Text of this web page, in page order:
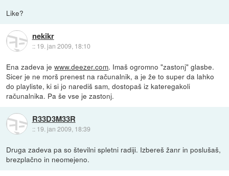
Like?
nekikr
:: 19. jan 2009, 18:10
Ena zadeva jewww.deezer.com. Imaš ogromno "zastonj" glasbe.
Sicer je ne morš prenest na računalnik, a je že to super da lahko
do playliste, ki si jo narediš sam, dostopaš iz kateregakoli
računalnika. Pa še vse je zastonj.
R33D3M33R
:: 19. jan 2009, 18:39
Druga zadeva pa so številni spletni radiji. Izbereš žanr in poslušaš,
brezplačno in neomejeno.